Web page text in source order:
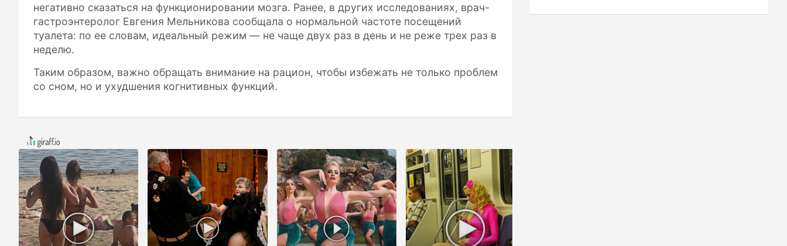
негативно сказаться на функционировании мозга. Ранее, в других исследованиях, врач-
гастроэнтеролог Евгения Мельникова сообщала о нормальной частоте посещений
туалета: по ее словам, идеальный режим — не чаще двух раз в день и не реже трех раз в
неделю.
Таким образом, важно обращать внимание на рацион, чтобы избежать не только проблем
со сном, но и ухудшения когнитивных функций.